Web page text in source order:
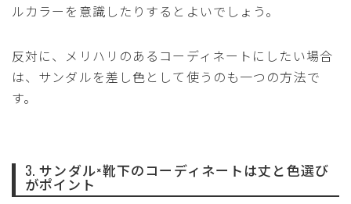
ルカラーを意識したりするとよいでしょう。
反対に、メリハリのあるコーディネートにしたい場合
は、サンダルを差し色として使うのも一つの方法で
す。
3. サンダル×靴下のコーディネートは丈と色選び
がポイント